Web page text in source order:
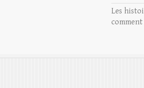
Les
comment